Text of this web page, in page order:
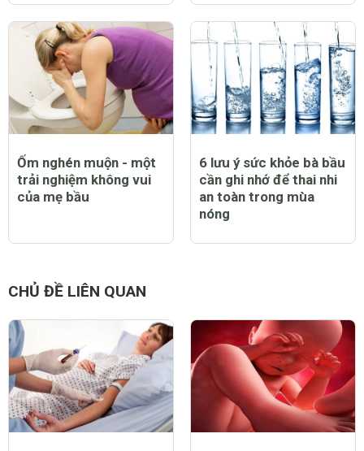
Ốm nghén muộn - một
trải nghiệm không vui
của mẹ bầu
6 lưu ý sức khỏe bà bầu
cần ghi nhớ để thai nhi
an toàn trong mùa
nóng
CHỦ ĐỀ LIÊN QUAN